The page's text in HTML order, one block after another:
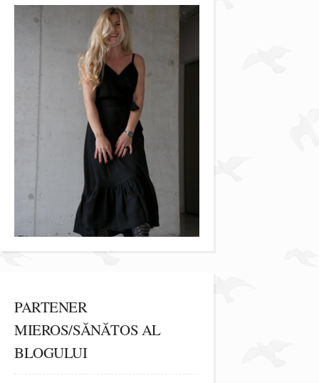
PARTENER
MIEROS/SĂNĂTOS AL
BLOGULUI